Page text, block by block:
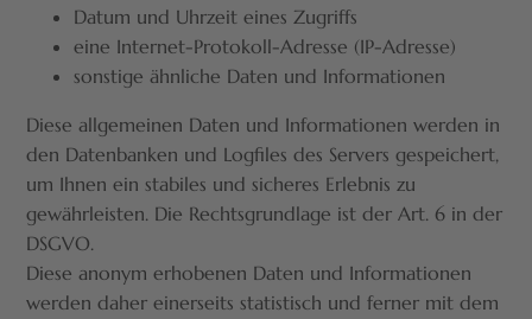
Datum und Uhrzeit eines Zugriffs
eine Internet-Protokoll-Adresse (IP-Adresse)
sonstige ähnliche Daten und Informationen
Diese allgemeinen Daten und Informationen werden in
den Datenbanken und Logfiles des Servers gespeichert,
um Ihnen ein stabiles und sicheres Erlebnis zu
gewährleisten. Die Rechtsgrundlage ist der Art. 6 in der
DSGVO.
Diese anonym erhobenen Daten und Informationen
werden daher einerseits statistisch und ferner mit dem